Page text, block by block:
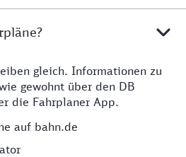
gleich. Informationen zu
gewohnt über den DB
die Fahrplaner App.
auf bahn.de